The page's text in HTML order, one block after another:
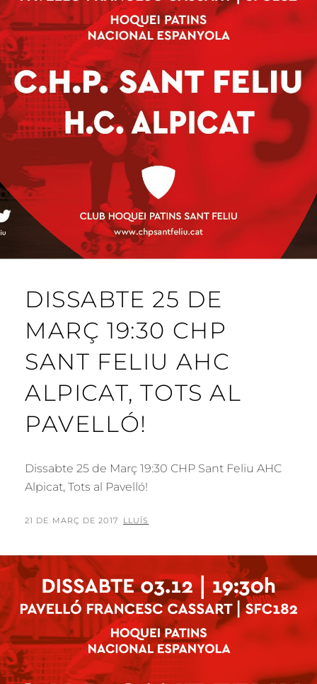
DISSABTE 25 DE
MARÇ 19:30 CHP
SANT FELIU AHC
ALPICAT, TOTS AL
PAVELLÓ!
Dissabte 25 de Març 19:30 CHP Sant Feliu AHC
Alpicat, Tots al Pavelló!
POSTED
21 DE MARÇ DE 2017 BY
LLUÍS